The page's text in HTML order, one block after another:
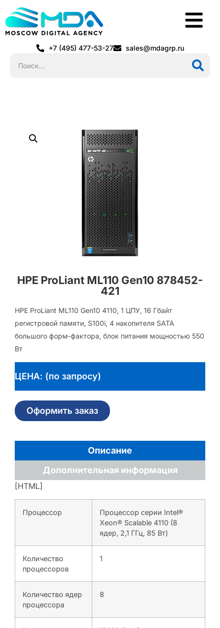
+7 (495) 477-53-27 sales@mdagrp.ru
HPE ProLiant ML110 Gen10 878452-
421
HPE ProLiant ML110 Gen10 4110, 1 ЦПУ, 16 Гбайт
регистровой памяти, S100i, 4 накопителя SATA
большого форм-фактора, блок питания мощностью 550
Вт
ЦЕНА: (по запросу)
Оформить заказ
Описание
Дополнительная информация
[HTML]
Процессор
Процессор серии Intel®
Xeon® Scalable 4110 (8
ядер, 2,1 ГГц, 85 Вт)
Количество
процессоров
1
Количество ядер
процессора
8